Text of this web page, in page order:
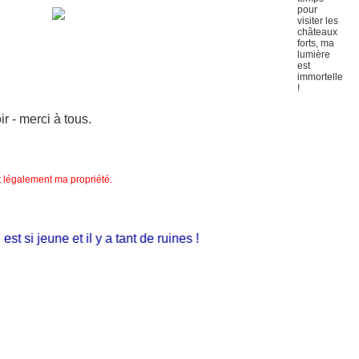
- merci à tous.
légalement ma propriété.
si jeune et il y a tant de ruines !